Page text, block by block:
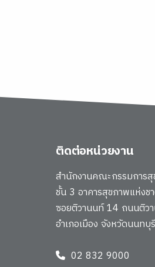
ติดต่อหน่วยงาน
สำนักงานคณะกรรมการ
ชั้น 3 อาคารสุขภาพแห่ง
ซอยติวานนท์ 14 ถนนติว
อำเภอเมือง จังหวัดนนท
02 832 9000